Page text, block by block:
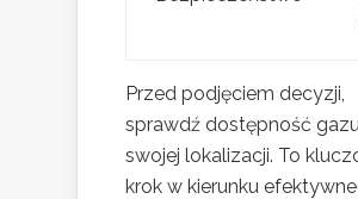
Przed podjęciem decyzji,
sprawdź dostępność
swojej lokalizacji. To
krok w kierunku